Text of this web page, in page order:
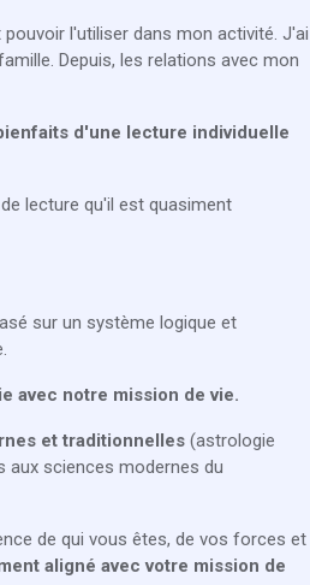
l'utiliser dans mon activité. J'ai
Depuis, les relations avec mon
d'une lecture individuelle
lecture qu'il est quasiment
sur un système logique et
avec notre mission de vie.
et traditionnelles (astrologie
aux sciences modernes du
de qui vous êtes, de vos forces et
aligné avec votre mission de